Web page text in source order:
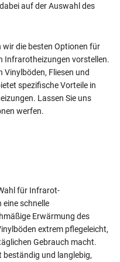
auf der Auswahl des
die besten Optionen für
Infrarotheizungen vorstellen.
Vinylböden, Fliesen und
spezifische Vorteile in
Lassen Sie uns
werfen.
für Infrarot-
eine schnelle
Erwärmung des
extrem pflegeleicht,
Gebrauch macht.
beständig und langlebig,